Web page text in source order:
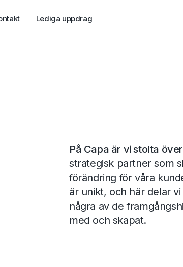
Lediga uppdrag
På Capa är vi stolta över
strategisk partner som
förändring för våra
är unikt, och här delar
några av de
med och skapat.